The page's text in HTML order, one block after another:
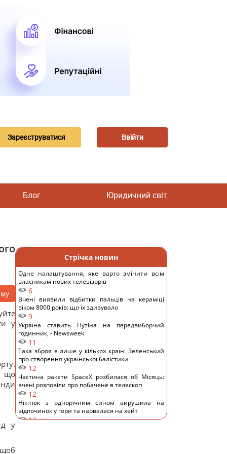
Зареєструватися Ввійти
Блог Юридичний світ
у
що
у
Стрічка новин
Одне налаштування, яке варто змінити всім
власникам нових телевізорів
6
Вчені виявили відбитки пальців на кераміці
віком 8000 років: що їх здивувало
9
Україна ставить Путіна на передвиборчий
годинник, - Newsweek
11
Така зброя є лише у кількох країн: Зеленський
про створення української балістики
12
Частина ракети SpaceX розбилася об Місяць:
вчені розповіли про побачене в телескоп
12
Нікітюк з однорічним сином вирушила на
відпочинок у гори та нарвалася на хейт
12